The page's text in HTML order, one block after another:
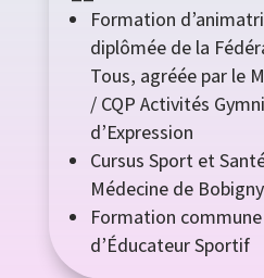
Formation
diplômée de la
Tous, agréée par le
/ CQP Activités
d’Expression
Cursus Sport et
Médecine de Bobigny
Formation
d’Éducateur Sportif